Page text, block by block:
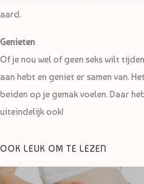
aard.
Genieten
Of je nou wel of geen seks wilt
aan hebt en geniet er samen van.
beiden op je gemak voelen. Daar
uiteindelijk ook!
OOK LEUK OM TE LEZEN